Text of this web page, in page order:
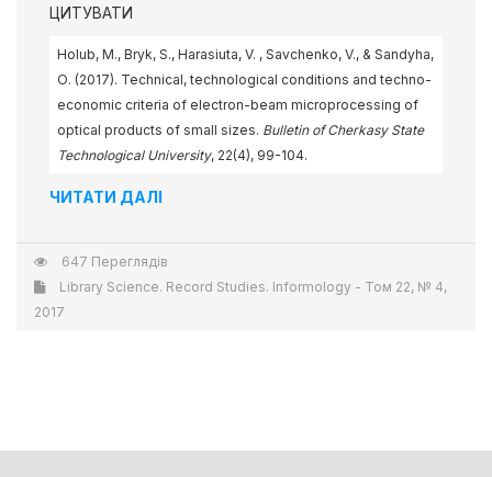
ЦИТУВАТИ
Holub, M., Bryk, S., Harasiuta, V. , Savchenko, V., & Sandyha,
О. (2017). Technical, technological conditions and techno-
economic criteria of electron-beam microprocessing of
optical products of small sizes. Bulletin of Cherkasy State
Technological University, 22(4), 99-104.
ЧИТАТИ ДАЛІ
647 Переглядів
Library Science. Record Studies. Informology - Том 22, № 4,
2017